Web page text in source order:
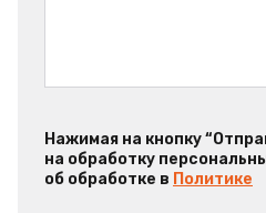
Нажимая на кнопку
на обработку
об обработке в Политике